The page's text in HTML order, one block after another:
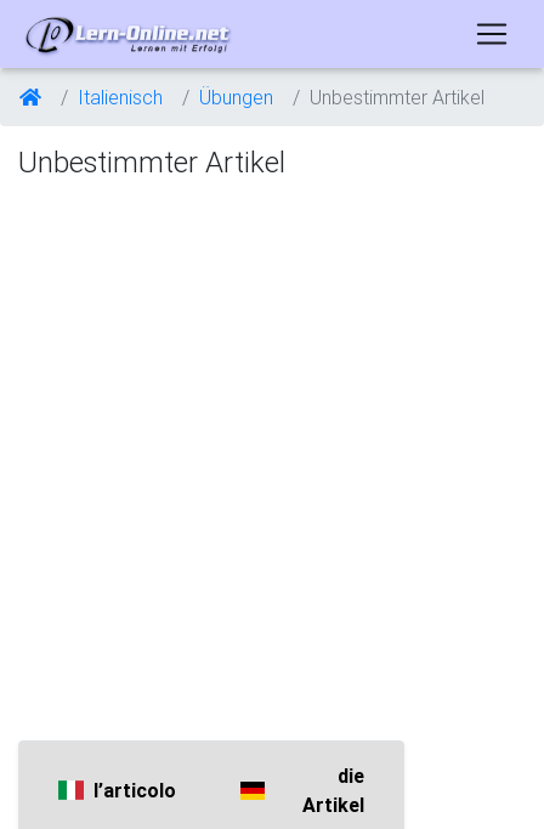
Italienisch Übungen Unbestimmter Artikel
Unbestimmter Artikel
l’articolo
die
Artikel